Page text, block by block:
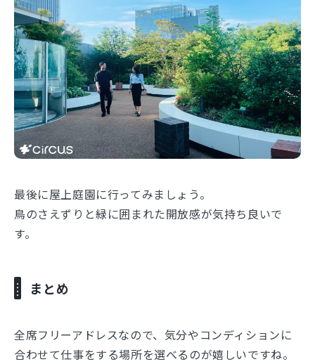
最後に屋上庭園に行ってみましょう。
鳥のさえずりと緑に囲まれた開放感が気持ち良いで
す。
まとめ
全席フリーアドレスなので、気分やコンディションに
合わせて仕事をする場所を選べるのが嬉しいですね。